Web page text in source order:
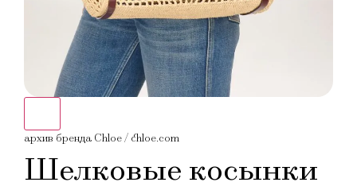
архив бренда Chloe / chloe.com
Шелковые косынки